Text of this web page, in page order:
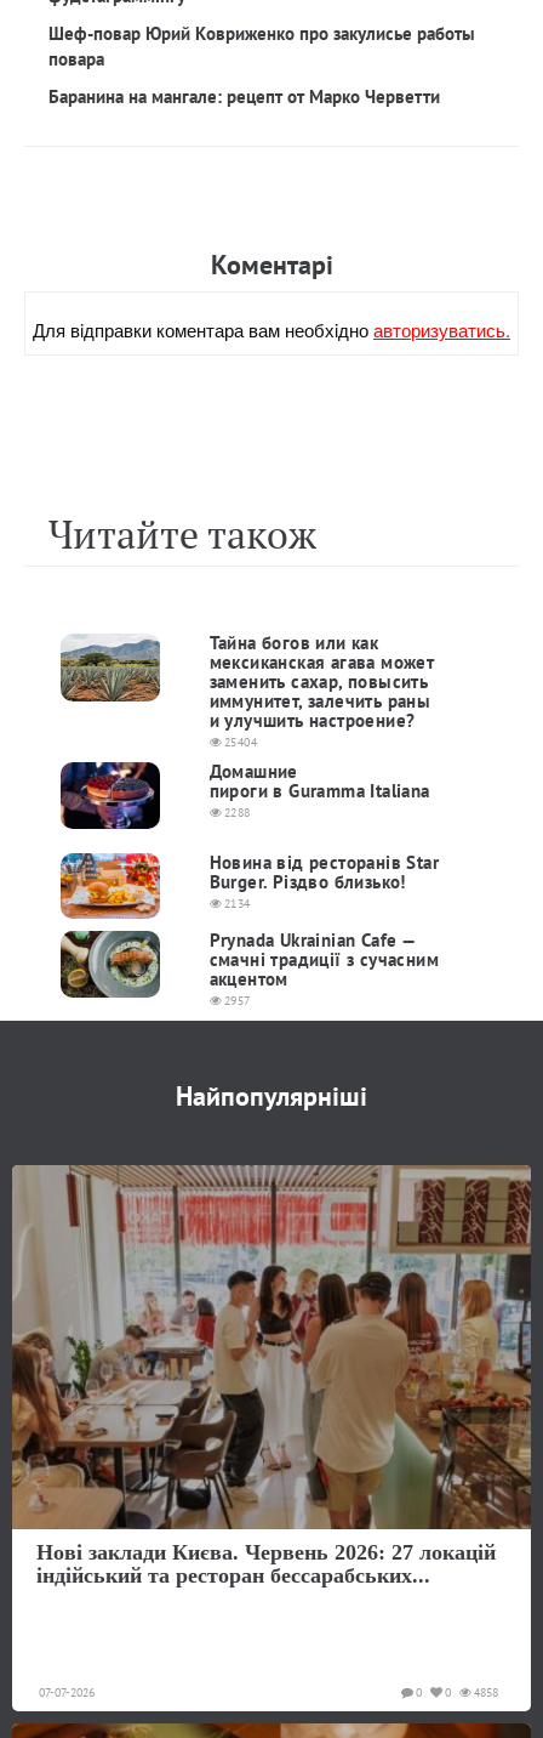
Шеф-повар Юрий Ковриженко про закулисье работы
повара
Баранина на мангале: рецепт от Марко Черветти
Коментарi
Для вiдправки коментара вам необхiдноавторизуватись.
Читайте також
Тайна богов или как
мексиканская агава может
заменить сахар, повысить
иммунитет, залечить раны
и улучшить настроение?
25404
Домашние
пироги в Guramma Italiana
2288
Новина від ресторанів Star
Burger. Різдво близько!
2134
Prynada Ukrainian Cafe —
смачні традиції з сучасним
акцентом
2957
Найпопулярніші
Нові заклади Києва. Червень 2026: 27 локацій
індійський та ресторан бессарабських...
07-07-2026 4858
0
0